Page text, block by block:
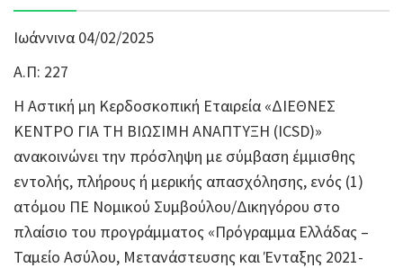
Ιωάννινα 04/02/2025
Α.Π: 227
Η Αστική μη Κερδοσκοπική Εταιρεία «ΔΙΕΘΝΕΣ
ΚΕΝΤΡΟ ΓΙΑ ΤΗ ΒΙΩΣΙΜΗ ΑΝΑΠΤΥΞΗ (ICSD)»
ανακοινώνει την πρόσληψη με σύμβαση έμμισθης
εντολής, πλήρους ή μερικής απασχόλησης, ενός (1)
ατόμου ΠΕ Νομικού Συμβούλου/Δικηγόρου στο
πλαίσιο του προγράμματος «Πρόγραμμα Ελλάδας –
Ταμείο Ασύλου, Μετανάστευσης και Ένταξης 2021-